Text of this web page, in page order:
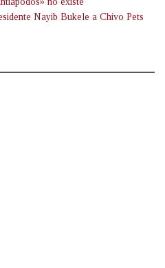
Nayib Bukele a Chivo Pets